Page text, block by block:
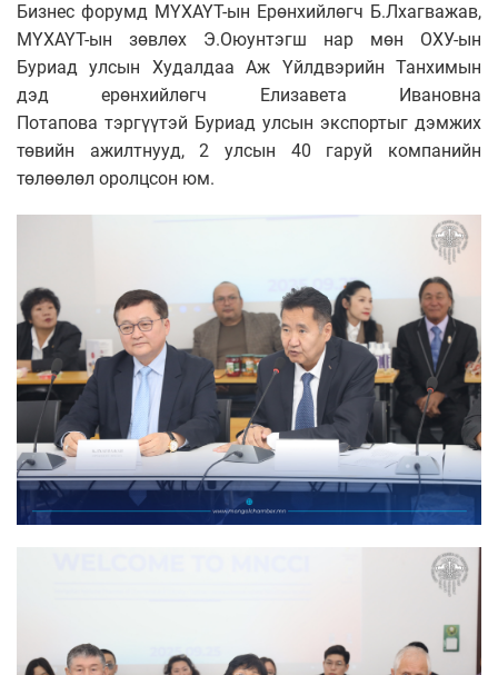
Бизнес форумд МҮХАҮТ-ын Ерөнхийлөгч Б.Лхагважав,
МҮХАҮТ-ын зөвлөх Э.Оюунтэгш нар мөн ОХУ-ын
Буриад улсын Худалдаа Аж Үйлдвэрийн Танхимын
дэд ерөнхийлөгч Елизавета Ивановна
Потапова тэргүүтэй Буриад улсын экспортыг дэмжих
төвийн ажилтнууд, 2 улсын 40 гаруй компанийн
төлөөлөл оролцсон юм.